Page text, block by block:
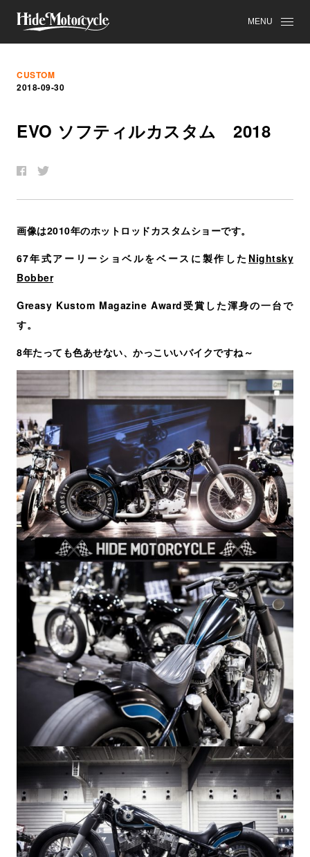
MENU
CUSTOM
2018-09-30
EVO ソフティルカスタム 2018
画像は2010年のホットロッドカスタムショーです。
67年式アーリーショベルをベースに製作した Nightsky
Bobber
Greasy Kustom Magazine Award受賞した渾身の一台で
す。
8年たっても色あせない、かっこいいバイクですね～